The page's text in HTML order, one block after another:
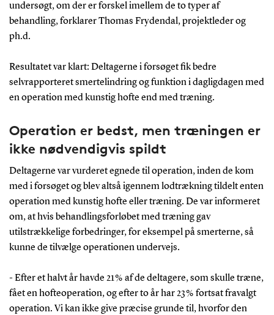
undersøgt, om der er forskel imellem de to typer af
behandling, forklarer Thomas Frydendal, projektleder og
ph.d.
Resultatet var klart: Deltagerne i forsøget fik bedre
selvrapporteret smertelindring og funktion i dagligdagen med
en operation med kunstig hofte end med træning.
Operation er bedst, men træningen er
ikke nødvendigvis spildt
Deltagerne var vurderet egnede til operation, inden de kom
med i forsøget og blev altså igennem lodtrækning tildelt enten
operation med kunstig hofte eller træning. De var informeret
om, at hvis behandlingsforløbet med træning gav
utilstrækkelige forbedringer, for eksempel på smerterne, så
kunne de tilvælge operationen undervejs.
- Efter et halvt år havde 21 % af de deltagere, som skulle træne,
fået en hofteoperation, og efter to år har 23 % fortsat fravalgt
operation. Vi kan ikke give præcise grunde til, hvorfor den